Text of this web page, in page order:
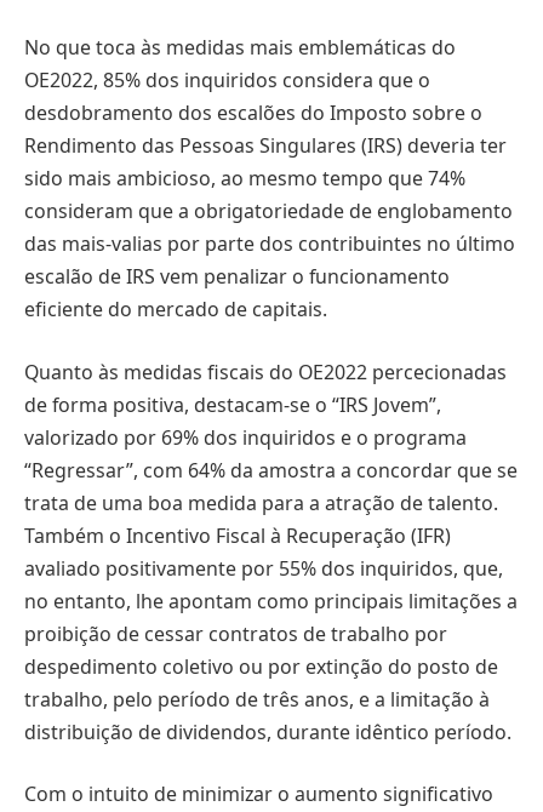
No que toca às medidas mais emblemáticas do
OE2022, 85% dos inquiridos considera que o
desdobramento dos escalões do Imposto sobre o
Rendimento das Pessoas Singulares (IRS) deveria ter
sido mais ambicioso, ao mesmo tempo que 74%
consideram que a obrigatoriedade de englobamento
das mais-valias por parte dos contribuintes no último
escalão de IRS vem penalizar o funcionamento
eficiente do mercado de capitais.
Quanto às medidas fiscais do OE2022 percecionadas
de forma positiva, destacam-se o “IRS Jovem”,
valorizado por 69% dos inquiridos e o programa
“Regressar”, com 64% da amostra a concordar que se
trata de uma boa medida para a atração de talento.
Também o Incentivo Fiscal à Recuperação (IFR)
avaliado positivamente por 55% dos inquiridos, que,
no entanto, lhe apontam como principais limitações a
proibição de cessar contratos de trabalho por
despedimento coletivo ou por extinção do posto de
trabalho, pelo período de três anos, e a limitação à
distribuição de dividendos, durante idêntico período.
Com o intuito de minimizar o aumento significativo